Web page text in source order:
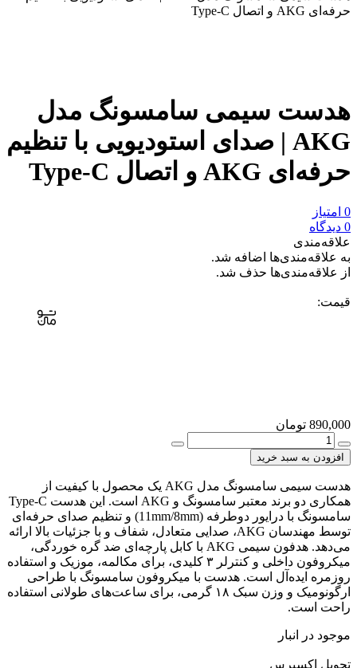
حرفه‌ای AKG و اتصال Type-C
هدست سیمی سامسونگ مدل
AKG | صدای استودیویی با تنظیم
حرفه‌ای AKG و اتصال Type-C
0 امتیاز
0 دیدگاه
علاقه‌مندی
به علاقه‌مندی‌ها اضافه شد.
از علاقه‌مندی‌ها حذف شد.
قیمت:
890,000 تومان
هدست
سیمی
سامسونگ
مدل
AKG
صدای
استودیویی
با
تنظیم
حرفه‌ای
AKG
اتصال
C
افزودن به سبد خرید
هدست سیمی سامسونگ مدل AKG یک محصول با کیفیت از
همکاری دو برند معتبر سامسونگ و AKG است. این هدست Type-C
سامسونگ با درایور دوطرفه (11mm/8mm) و تنظیم صدای حرفه‌ای
توسط مهندسان AKG، صدایی متعادل، شفاف و با جزئیات بالا ارائه
می‌دهد. هدفون سیمی AKG با کابل پارچه‌ای ضد گره خوردگی،
میکروفون داخلی و کنترلر ۳ کلیدی، برای مکالمه، موزیک و استفاده
روزمره ایده‌آل است. هدست با میکروفون سامسونگ با طراحی
ارگونومیک و وزن سبک ۱۸ گرمی، برای ساعت‌های طولانی استفاده
راحت است.
موجود در انبار
تحویل اکسپرس